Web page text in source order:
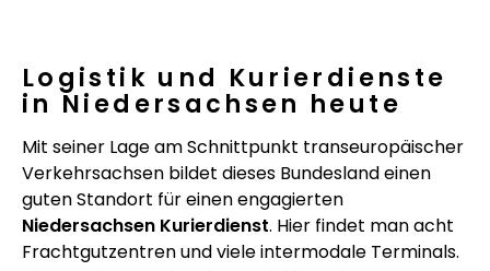
Logistik und Kurierdienste
in Niedersachsen heute
Mit seiner Lage am Schnittpunkt transeuropäischer
Verkehrsachsen bildet dieses Bundesland einen
guten Standort für einen engagierten
Niedersachsen Kurierdienst. Hier findet man acht
Frachtgutzentren und viele intermodale Terminals.